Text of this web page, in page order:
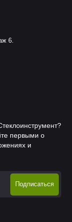
6.
первыми о
и
Подписаться